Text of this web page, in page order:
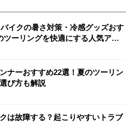
バイクの暑さ対策・冷感グッズおす
ツーリングを快適にする人気アイ
ナーおすすめ22選！夏のツーリン
び方も解説
は故障する？起こりやすいトラブ